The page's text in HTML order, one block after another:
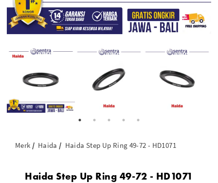
Merk Haida Haida Step Up Ring 49-72 - HD1071
Haida Step Up Ring 49-72 - HD1071